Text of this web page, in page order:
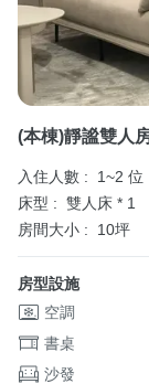
(本棟)靜謐雙人
入住人數 :
1~2 位
床型 : 雙人床 * 1
房間大小 :
10坪
房型設施
空調
書桌
沙發